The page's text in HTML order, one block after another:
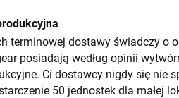
terminowej dostawy świadczy o
posiadają według opinii
Ci dostawcy nigdy się
50 jednostek dla małej